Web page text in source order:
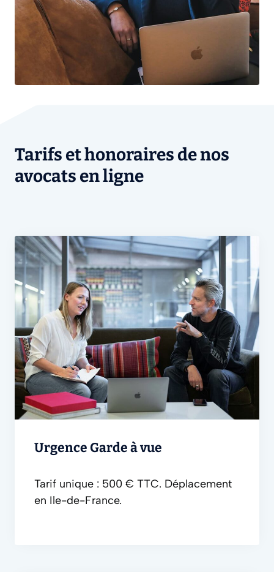
Tarifs et honoraires de nos
avocats en ligne
Urgence Garde à vue
Tarif unique : 500 € TTC. Déplacement
en Ile-de-France.